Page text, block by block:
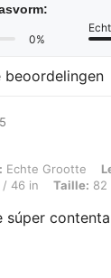
0%
beoordelingen
Grootte,
Echte Grootte
/ 46 in Taille: 82
súper